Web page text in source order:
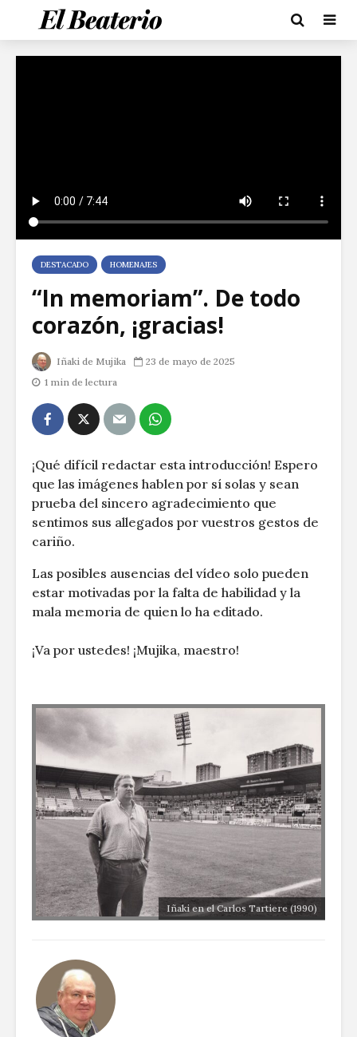
DESTACADO HOMENAJES
“In memoriam”. De todo
corazón, ¡gracias!
Iñaki de Mujika
23 de mayo de 2025
1 min de lectura
¡Qué difícil redactar esta introducción! Espero
que las imágenes hablen por sí solas y sean
prueba del sincero agradecimiento que
sentimos sus allegados por vuestros gestos de
cariño.
Las posibles ausencias del vídeo solo pueden
estar motivadas por la falta de habilidad y la
mala memoria de quien lo ha editado.
¡Va por ustedes! ¡Mujika, maestro!
Iñaki en el Carlos Tartiere (1990)